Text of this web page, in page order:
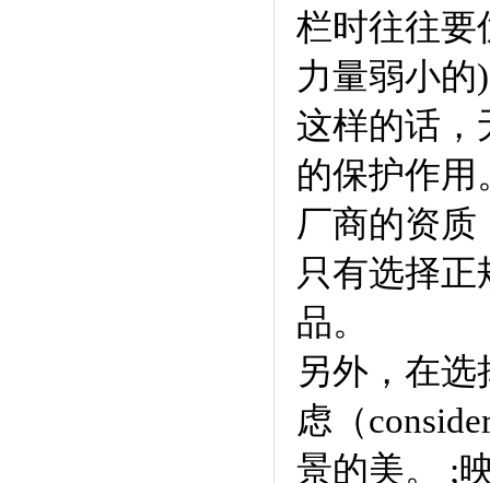
栏时往往要
力量弱小
这样的话，
的保护作用
厂商的资质
只有选择
品。
另外，在
虑（
景的美。 ;